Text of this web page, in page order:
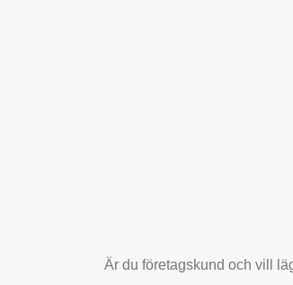
Är du företagskund och vill